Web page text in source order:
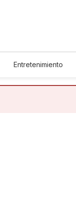
Entretenimiento